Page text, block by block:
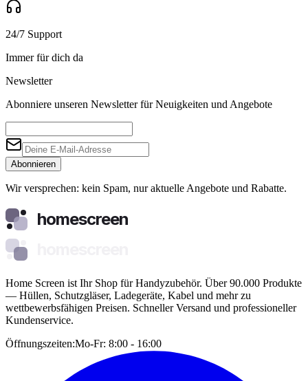
24/7 Support
Immer für dich da
Newsletter
Abonniere unseren Newsletter für Neuigkeiten und Angebote
Abonnieren
Wir versprechen: kein Spam, nur aktuelle Angebote und Rabatte.
homescreen
Home Screen ist Ihr Shop für Handyzubehör. Über 90.000 Produkte
— Hüllen, Schutzgläser, Ladegeräte, Kabel und mehr zu
wettbewerbsfähigen Preisen. Schneller Versand und professioneller
Kundenservice.
Öffnungszeiten:Mo-Fr: 8:00 - 16:00